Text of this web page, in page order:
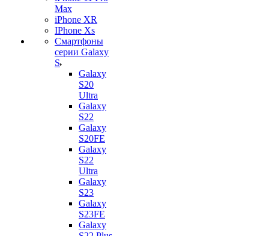
Max
iPhone XR
IPhone Xs
Смартфоны
серии Galaxy
S
Galaxy
S20
Ultra
Galaxy
S22
Galaxy
S20FE
Galaxy
S22
Ultra
Galaxy
S23
Galaxy
S23FE
Galaxy